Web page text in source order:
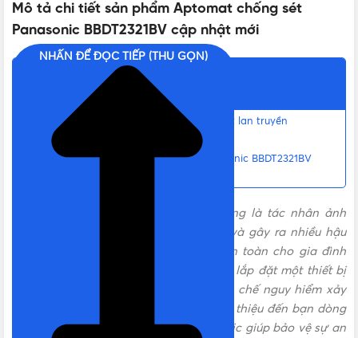
CẤP BẢO VỆ ĐIỆN ÁP (UP)
THỜI GIAN PHẢN HỒI (TA)
BẢO HÀNH
P.R.C
Mô tả chi tiết sản phẩm Aptomat chống sét
Panasonic BBDT2321BV cập nhật mới
Nội dung chính
Tính năng nổi bật của Thiết bị chống sét lan truyền
BBDT2321BV
Liên hệ mua Aptomat chống sét Panasonic BBDT2321BV
Mưa bão thường xuất hiện tia sét cũng là tác nhân ảnh
hưởng rất lớn đến ngôi nhà của bạn và gây ra nhiều hậu
quả nghiêm trọng. Vậy để đảm bảo an toàn cho gia đình
cũng như hệ thống điện, chúng ta nên lắp đặt một thiết bị
chống sét lan truyền trong nhà để hạn chế nguy hiểm xảy
xin giới thiệu đến bạn dòng
sản phẩm đến từ thương hiệu Panasonic giúp bảo vệ sự an
NHẤN ĐỂ ĐỌC TIẾP (THU GỌN)